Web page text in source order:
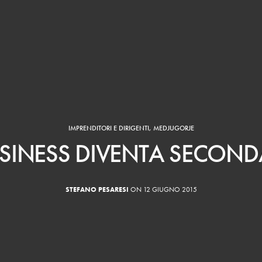
IMPRENDITORI E DIRIGENTI, MEDJUGORJE
DIVENTA
STEFANO PESARESI ON 12 GIUGNO 2015